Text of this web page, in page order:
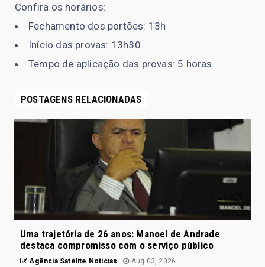
Confira os horários:
Fechamento dos portões: 13h
Início das provas: 13h30
Tempo de aplicação das provas: 5 horas.
POSTAGENS RELACIONADAS
Uma trajetória de 26 anos: Manoel de Andrade
destaca compromisso com o serviço público
Agência Satélite Notícias Aug 03, 2026